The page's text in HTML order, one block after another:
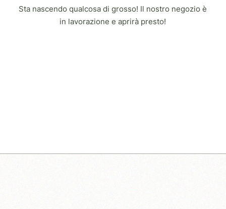
Sta nascendo qualcosa di grosso! Il nostro negozio è
in lavorazione e aprirà presto!